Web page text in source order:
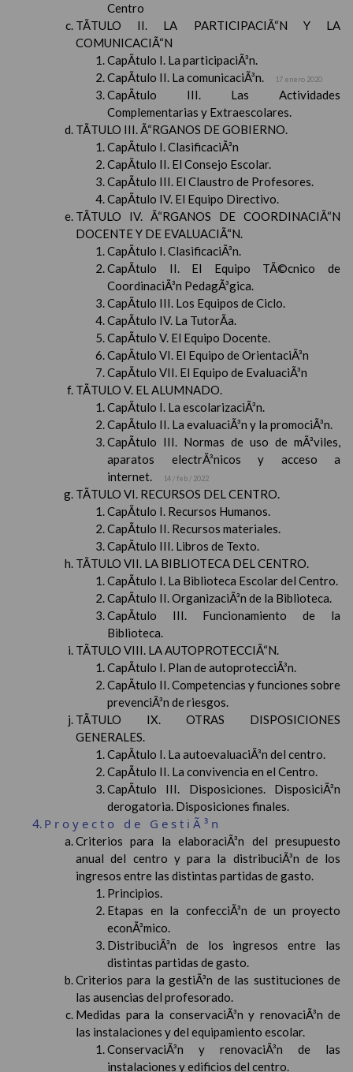
Centro
TÃTULO II. LA PARTICIPACIÃ“N Y LA
COMUNICACIÃ“N
CapÃ­tulo I. La participaciÃ³n.
CapÃ­tulo II. La comunicaciÃ³n.
17 enero 2020
CapÃ­tulo III. Las Actividades
Complementarias y Extraescolares.
TÃTULO III. Ã“RGANOS DE GOBIERNO.
CapÃ­tulo I. ClasificaciÃ³n
CapÃ­tulo II. El Consejo Escolar.
CapÃ­tulo III. El Claustro de Profesores.
CapÃ­tulo IV. El Equipo Directivo.
TÃTULO IV. Ã“RGANOS DE COORDINACIÃ“N
DOCENTE Y DE EVALUACIÃ“N.
CapÃ­tulo I. ClasificaciÃ³n.
CapÃ­tulo II. El Equipo TÃ©cnico de
CoordinaciÃ³n PedagÃ³gica.
CapÃ­tulo III. Los Equipos de Ciclo.
CapÃ­tulo IV. La TutorÃ­a.
CapÃ­tulo V. El Equipo Docente.
CapÃ­tulo VI. El Equipo de OrientaciÃ³n
CapÃ­tulo VII. El Equipo de EvaluaciÃ³n
TÃTULO V. EL ALUMNADO.
CapÃ­tulo I. La escolarizaciÃ³n.
CapÃ­tulo II. La evaluaciÃ³n y la promociÃ³n.
CapÃ­tulo III. Normas de uso de mÃ³viles,
aparatos electrÃ³nicos y acceso a
internet.
14 / feb / 2022
TÃTULO VI. RECURSOS DEL CENTRO.
CapÃ­tulo I. Recursos Humanos.
CapÃ­tulo II. Recursos materiales.
CapÃ­tulo III. Libros de Texto.
TÃTULO VII. LA BIBLIOTECA DEL CENTRO.
CapÃ­tulo I. La Biblioteca Escolar del Centro.
CapÃ­tulo II. OrganizaciÃ³n de la Biblioteca.
CapÃ­tulo III. Funcionamiento de la
Biblioteca.
TÃTULO VIII. LA AUTOPROTECCIÃ“N.
CapÃ­tulo I. Plan de autoprotecciÃ³n.
CapÃ­tulo II. Competencias y funciones sobre
prevenciÃ³n de riesgos.
TÃTULO IX. OTRAS DISPOSICIONES
GENERALES.
CapÃ­tulo I. La autoevaluaciÃ³n del centro.
CapÃ­tulo II. La convivencia en el Centro.
CapÃ­tulo III. Disposiciones. DisposiciÃ³n
derogatoria. Disposiciones finales.
Proyecto de GestiÃ³n
Criterios para la elaboraciÃ³n del presupuesto
anual del centro y para la distribuciÃ³n de los
ingresos entre las distintas partidas de gasto.
Principios.
Etapas en la confecciÃ³n de un proyecto
econÃ³mico.
DistribuciÃ³n de los ingresos entre las
distintas partidas de gasto.
Criterios para la gestiÃ³n de las sustituciones de
las ausencias del profesorado.
Medidas para la conservaciÃ³n y renovaciÃ³n de
las instalaciones y del equipamiento escolar.
ConservaciÃ³n y renovaciÃ³n de las
instalaciones y edificios del centro.